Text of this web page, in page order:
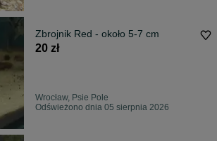
Zbrojnik Red - około 5-7 cm
20 zł
Wrocław, Psie Pole
Odświeżono dnia 05 sierpnia 2026